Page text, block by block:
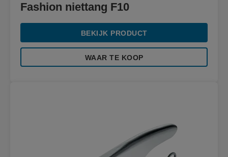
Fashion niettang F10
BEKIJK PRODUCT
WAAR TE KOOP